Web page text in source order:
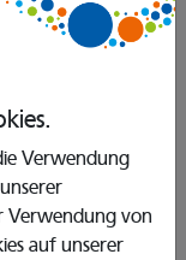
Verwendung
Verwendung von
auf unserer